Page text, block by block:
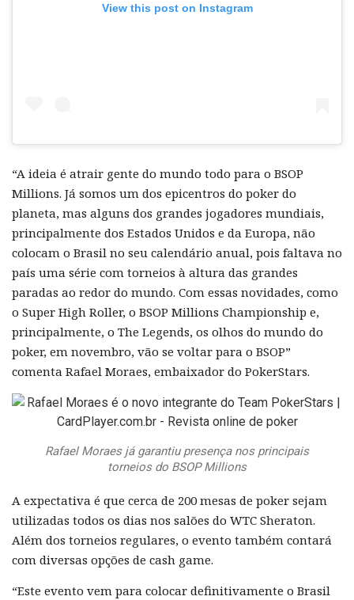
View this post on Instagram
“A ideia é atrair gente do mundo todo para o BSOP
Millions. Já somos um dos epicentros do poker do
planeta, mas alguns dos grandes jogadores mundiais,
principalmente dos Estados Unidos e da Europa, não
colocam o Brasil no seu calendário anual, pois faltava no
país uma série com torneios à altura das grandes
paradas ao redor do mundo. Com essas novidades, como
o Super High Roller, o BSOP Millions Championship e,
principalmente, o The Legends, os olhos do mundo do
poker, em novembro, vão se voltar para o BSOP”
comenta Rafael Moraes, embaixador do PokerStars.
Rafael Moraes já garantiu presença nos principais
torneios do BSOP Millions
A expectativa é que cerca de 200 mesas de poker sejam
utilizadas todos os dias nos salões do WTC Sheraton.
Além dos torneios regulares, o evento também contará
com diversas opções de cash game.
“Este evento vem para colocar definitivamente o Brasil